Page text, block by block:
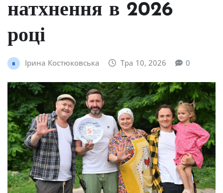
натхнення в 2026
році
Ірина Костюковська Тра 10, 2026 0